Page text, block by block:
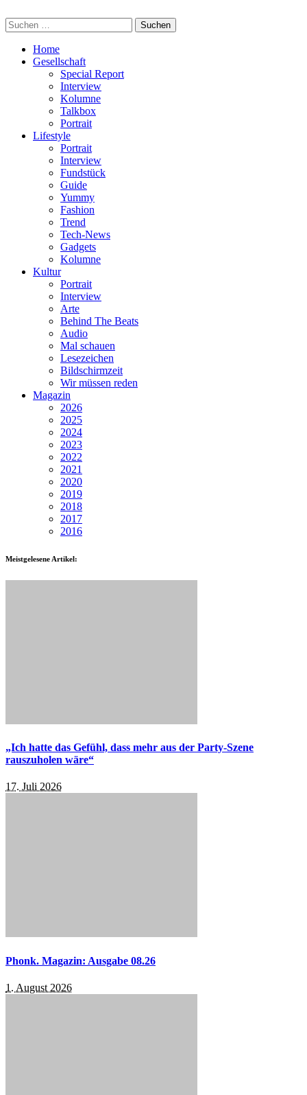
Suchen
nach:
Home
Gesellschaft
Special Report
Interview
Kolumne
Talkbox
Portrait
Lifestyle
Portrait
Interview
Fundstück
Guide
Yummy
Fashion
Trend
Tech-News
Gadgets
Kolumne
Kultur
Portrait
Interview
Arte
Behind The Beats
Audio
Mal schauen
Lesezeichen
Bildschirmzeit
Wir müssen reden
Magazin
2026
2025
2024
2023
2022
2021
2020
2019
2018
2017
2016
Meistgelesene Artikel:
„Ich hatte das Gefühl, dass mehr aus der Party-Szene
rauszuholen wäre“
17. Juli 2026
Phonk. Magazin: Ausgabe 08.26
1. August 2026